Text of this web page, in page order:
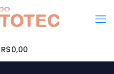
R$0,00